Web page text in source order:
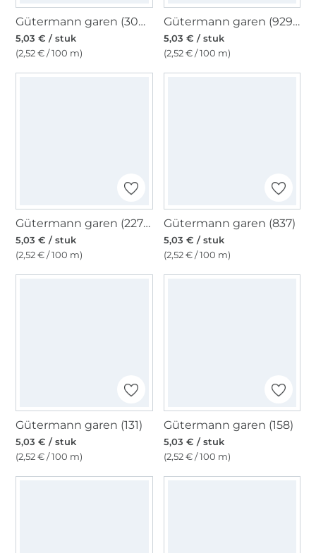
Gütermann garen (304) army
5,03 € / stuk
(2,52 € / 100 m)
Gütermann garen (929), vaalturquoise
5,03 € / stuk
(2,52 € / 100 m)
Gütermann garen (227), terracotta
5,03 € / stuk
(2,52 € / 100 m)
Gütermann garen (837)
5,03 € / stuk
(2,52 € / 100 m)
Gütermann garen (131)
5,03 € / stuk
(2,52 € / 100 m)
Gütermann garen (158)
5,03 € / stuk
(2,52 € / 100 m)